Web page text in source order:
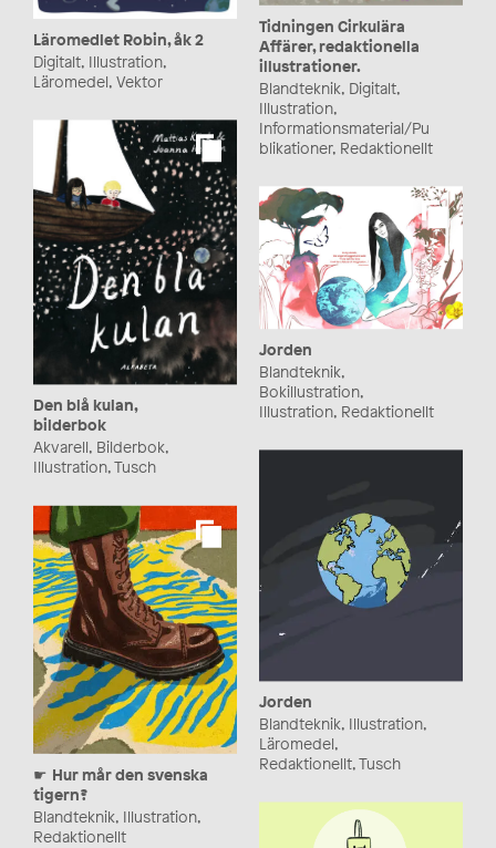
Tidningen Cirkulära
Affärer, redaktionella
illustrationer.
Blandteknik, Digitalt,
Illustration,
Informationsmaterial/Pu
blikationer, Redaktionellt
Läromedlet Robin, åk 2
Digitalt, Illustration,
Läromedel, Vektor
Den blå kulan,
bilderbok
Akvarell, Bilderbok,
Illustration, Tusch
Jorden
Blandteknik,
Bokillustration,
Illustration, Redaktionellt
Jorden
Blandteknik, Illustration,
Läromedel,
Redaktionellt, Tusch
☛ Hur mår den svenska
tigern?
Blandteknik, Illustration,
Redaktionellt